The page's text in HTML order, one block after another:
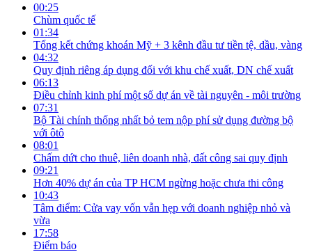
00:25
Chùm quốc tế
01:34
Tổng kết chứng khoán Mỹ + 3 kênh đầu tư tiền tệ, dầu, vàng
04:32
Quy định riêng áp dụng đối với khu chế xuất, DN chế xuất
06:13
Điều chỉnh kinh phí một số dự án về tài nguyên - môi trường
07:31
Bộ Tài chính thống nhất bỏ tem nộp phí sử dụng đường bộ
với ôtô
08:01
Chấm dứt cho thuê, liên doanh nhà, đất công sai quy định
09:21
Hơn 40% dự án của TP HCM ngừng hoặc chưa thi công
10:43
Tâm điểm: Cửa vay vốn vẫn hẹp với doanh nghiệp nhỏ và
vừa
17:58
Điểm báo